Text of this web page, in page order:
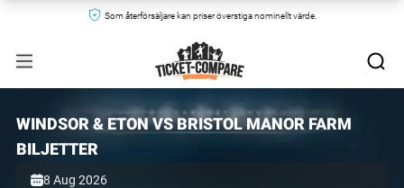
Som återförsäljare kan priser överstiga nominellt värde.
WINDSOR & ETON VS BRISTOL MANOR FARM
BILJETTER
8 Aug 2026